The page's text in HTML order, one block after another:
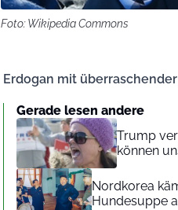
Foto: Wikipedia Commons
Erdogan mit
Gerade lesen andere
Trump
können
Nordkorea
Hundesuppe